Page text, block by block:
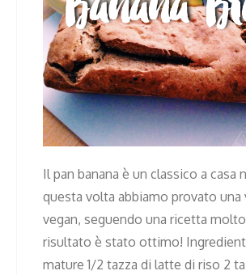
Il pan banana è un classico a casa
questa volta abbiamo provato una
vegan, seguendo una ricetta
risultato è stato ottimo!
mature 1/2 tazza di latte di riso 2